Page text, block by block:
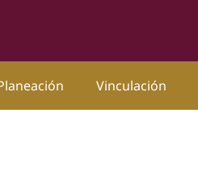
Vinculación